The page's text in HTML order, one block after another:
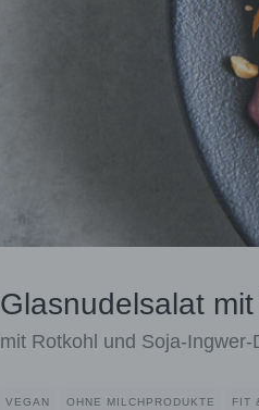
Glasnudelsalat mit
mit Rotkohl und Soja-Ingwer-
VEGAN OHNE MILCHPRODUKTE FIT